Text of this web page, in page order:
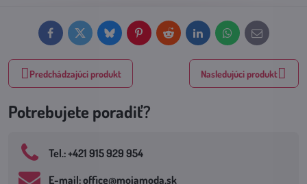
FacebookTwitter BlueskyPinterestReddit LinkedInWhatsApp
E-
mail
Predchádzajúci produkt Nasledujúci produkt
Potrebujete poradiť?
Tel​.: +421 915 929 954
E-mail: office​@mojamoda​.sk